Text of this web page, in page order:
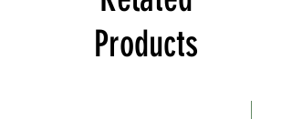
Products